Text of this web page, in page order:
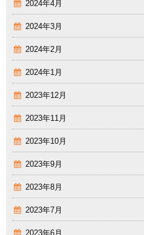
2024年4月
2024年3月
2024年2月
2024年1月
2023年12月
2023年11月
2023年10月
2023年9月
2023年8月
2023年7月